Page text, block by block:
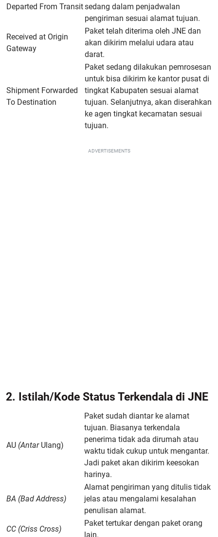
Departed From Transitsedang dalam penjadwalan
pengiriman sesuai alamat tujuan.
Received at Origin
Gateway
Paket telah diterima oleh JNE dan
akan dikirim melalui udara atau
darat.
Shipment Forwarded
To Destination
Paket sedang dilakukan pemrosesan
untuk bisa dikirim ke kantor pusat di
tingkat Kabupaten sesuai alamat
tujuan. Selanjutnya, akan diserahkan
ke agen tingkat kecamatan sesuai
tujuan.
ADVERTISEMENTS
2. Istilah/Kode Status Terkendala di JNE
AU (AntarUlang)
Paket sudah diantar ke alamat
tujuan. Biasanya terkendala
penerima tidak ada dirumah atau
waktu tidak cukup untuk mengantar.
Jadi paket akan dikirim keesokan
harinya.
BA (Bad Address)
Alamat pengiriman yang ditulis tidak
jelas atau mengalami kesalahan
penulisan alamat.
CC (Criss Cross)
Paket tertukar dengan paket orang
lain.